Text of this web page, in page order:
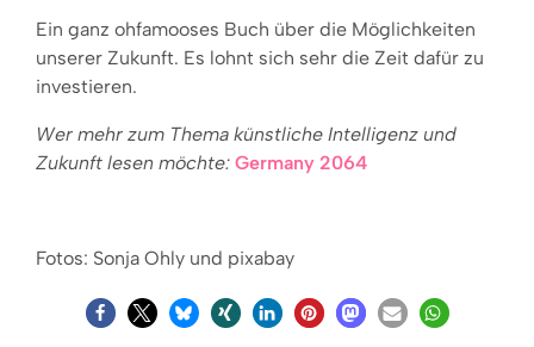
Ein ganz ohfamooses Buch über die Möglichkeiten
unserer Zukunft. Es lohnt sich sehr die Zeit dafür zu
investieren.
Wer mehr zum Thema künstliche Intelligenz und
Zukunft lesen möchte: Germany 2064
Fotos: Sonja Ohly und pixabay